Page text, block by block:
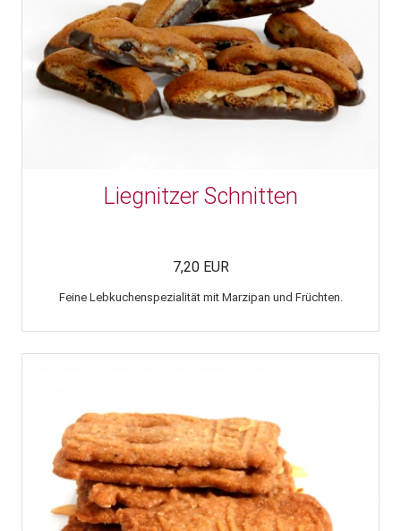
Liegnitzer Schnitten
7,20 EUR
Feine Lebkuchenspezialität mit Marzipan und Früchten.